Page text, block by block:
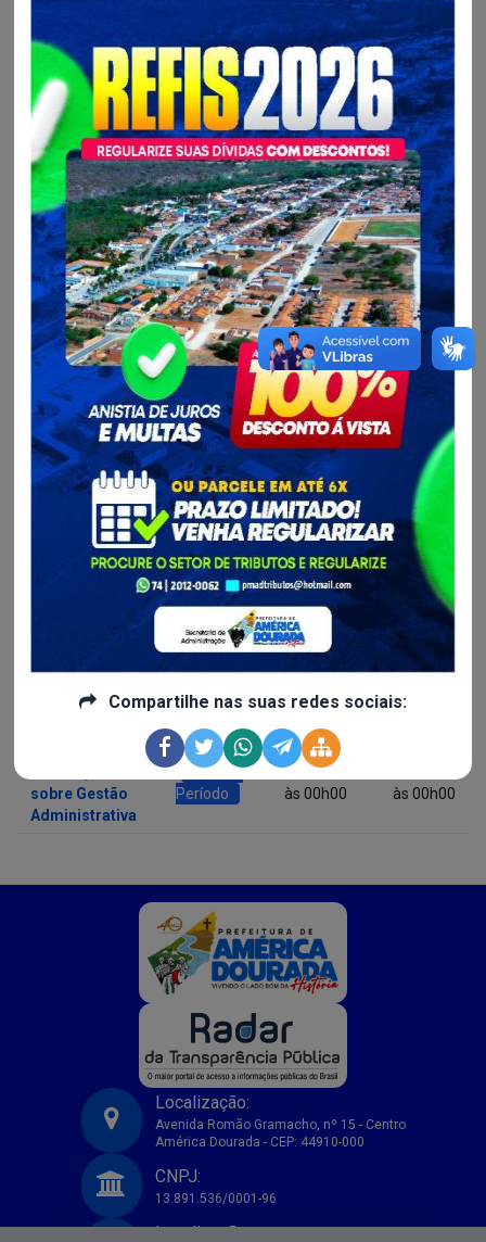
Compartilhe nas suas redes sociais:
Busca Detalhada
Título da Pesquisa
Data Inicial
Data Final
Pesquisar Limpar Dados
Exportar CSV XML JSON
2
Pesquisas de Satisfação
Ultíma Atualização em 06/08/2026 às 19:57
Pesquisa de Satisfação
Pesquisa:
Situação:
Data do
Início da
Pesquisa:
Data do
Fim da
Pesquisa:
Comunicação e
Transparência
Governamental?
Fora do
Período
24/02/2025
às 00h00
às 00h00
sobre Gestão
Administrativa
Fora do
Período
24/02/2025
às 00h00
às 00h00
Prefeitura Municipal de America Dourada-BA
Localização:
Avenida Romão Gramacho, nº 15 - Centro
América Dourada - CEP: 44910-000
CNPJ:
13.891.536/0001-96
Localização: